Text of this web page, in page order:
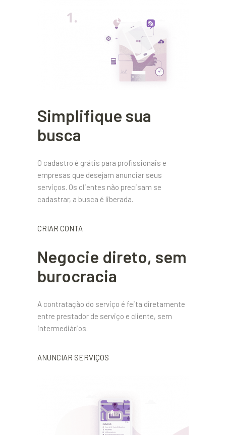
Simplifique sua
busca
O cadastro é grátis para profissionais e
empresas que desejam anunciar seus
serviços. Os clientes não precisam se
cadastrar, a busca é liberada.
CRIAR CONTA
Negocie direto, sem
burocracia
A contratação do serviço é feita diretamente
entre prestador de serviço e cliente, sem
intermediários.
ANUNCIAR SERVIÇOS